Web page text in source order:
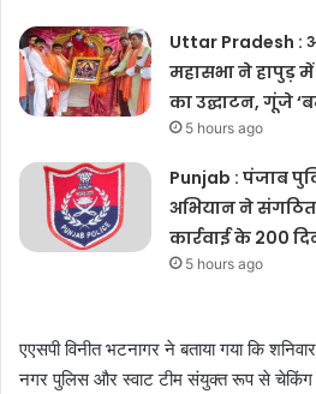
Uttar Pradesh :
महासभा ने हापुड़
का उद्घाटन, गूंजे
5 hours ago
Punjab : पंजाब
अभियान ने संगठित
कार्रवाई के 200
5 hours ago
एएसपी विनीत भटनागर ने बताया गया कि
नगर पुलिस और स्वाट टीम संयुक्त रूप से चेकिंग